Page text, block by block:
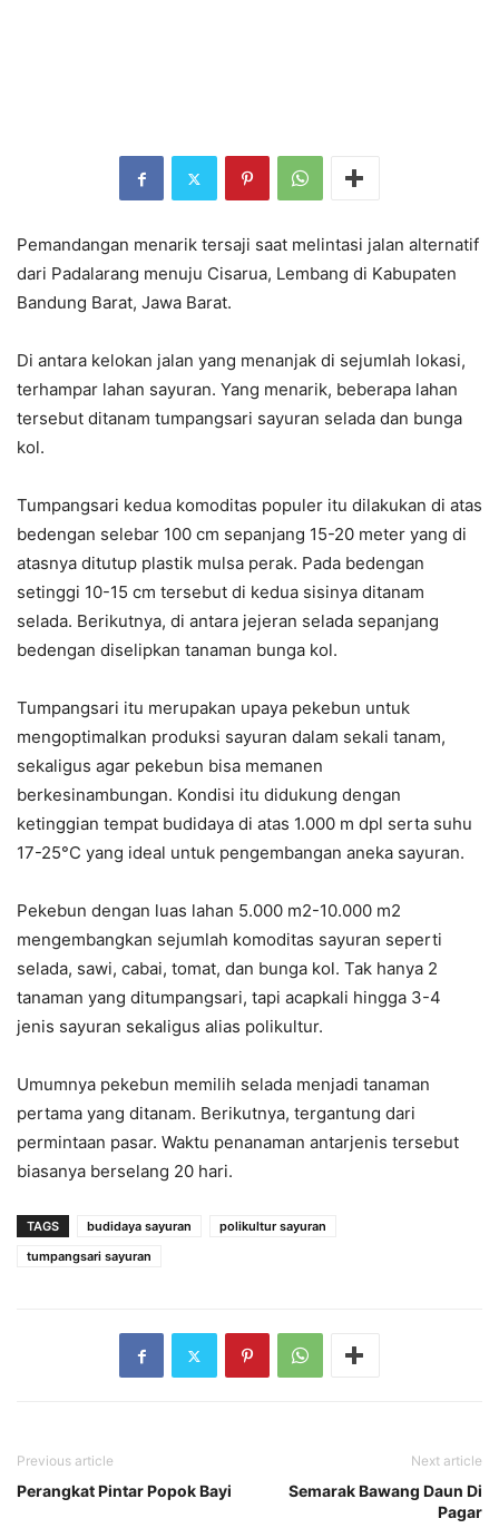
Pemandangan menarik tersaji saat melintasi jalan alternatif
dari Padalarang menuju Cisarua, Lembang di Kabupaten
Bandung Barat, Jawa Barat.
Di antara kelokan jalan yang menanjak di sejumlah lokasi,
terhampar lahan sayuran. Yang menarik, beberapa lahan
tersebut ditanam tumpangsari sayuran selada dan bunga
kol.
Tumpangsari kedua komoditas populer itu dilakukan di atas
bedengan selebar 100 cm sepanjang 15-20 meter yang di
atasnya ditutup plastik mulsa perak. Pada bedengan
setinggi 10-15 cm tersebut di kedua sisinya ditanam
selada. Berikutnya, di antara jejeran selada sepanjang
bedengan diselipkan tanaman bunga kol.
Tumpangsari itu merupakan upaya pekebun untuk
mengoptimalkan produksi sayuran dalam sekali tanam,
sekaligus agar pekebun bisa memanen
berkesinambungan. Kondisi itu didukung dengan
ketinggian tempat budidaya di atas 1.000 m dpl serta suhu
17-25°C yang ideal untuk pengembangan aneka sayuran.
Pekebun dengan luas lahan 5.000 m2-10.000 m2
mengembangkan sejumlah komoditas sayuran seperti
selada, sawi, cabai, tomat, dan bunga kol. Tak hanya 2
tanaman yang ditumpangsari, tapi acapkali hingga 3-4
jenis sayuran sekaligus alias polikultur.
Umumnya pekebun memilih selada menjadi tanaman
pertama yang ditanam. Berikutnya, tergantung dari
permintaan pasar. Waktu penanaman antarjenis tersebut
biasanya berselang 20 hari.
TAGS budidaya sayuran
polikultur sayuran
tumpangsari sayuran
Previous article
Perangkat Pintar Popok Bayi
Next article
Semarak Bawang Daun Di
Pagar